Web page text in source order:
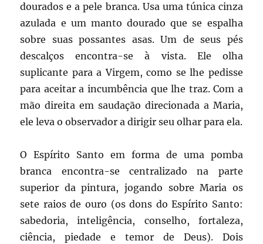
dourados e a pele branca. Usa uma túnica cinza
azulada e um manto dourado que se espalha
sobre suas possantes asas. Um de seus pés
descalços encontra-se à vista. Ele olha
suplicante para a Virgem, como se lhe pedisse
para aceitar a incumbência que lhe traz. Com a
mão direita em saudação direcionada a Maria,
ele leva o observador a dirigir seu olhar para ela.
O Espírito Santo em forma de uma pomba
branca encontra-se centralizado na parte
superior da pintura, jogando sobre Maria os
sete raios de ouro (os dons do Espírito Santo:
sabedoria, inteligência, conselho, fortaleza,
ciência, piedade e temor de Deus). Dois